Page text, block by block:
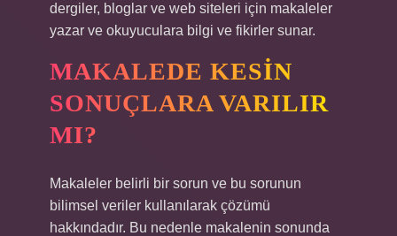
dergiler, bloglar ve web siteleri için makaleler
yazar ve okuyuculara bilgi ve fikirler sunar.
MAKALEDE KESIN
SONUÇLARA VARILIR
MI?
Makaleler belirli bir sorun ve bu sorunun
bilimsel veriler kullanılarak çözümü
hakkındadır. Bu nedenle makalenin sonunda